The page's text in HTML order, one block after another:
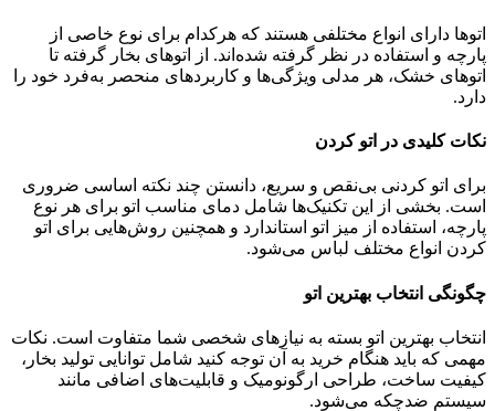
اتوها دارای انواع مختلفی هستند که هرکدام برای نوع خاصی از
پارچه و استفاده در نظر گرفته شده‌اند. از اتوهای بخار گرفته تا
اتوهای خشک، هر مدلی ویژگی‌ها و کاربردهای منحصر به‌فرد خود را
دارد.
نکات کلیدی در اتو کردن
برای اتو کردنی بی‌نقص و سریع، دانستن چند نکته اساسی ضروری
است. بخشی از این تکنیک‌ها شامل دمای مناسب اتو برای هر نوع
پارچه، استفاده از میز اتو استاندارد و همچنین روش‌هایی برای اتو
کردن انواع مختلف لباس می‌شود.
چگونگی انتخاب بهترین اتو
انتخاب بهترین اتو بسته به نیازهای شخصی شما متفاوت است. نکات
مهمی که باید هنگام خرید به آن توجه کنید شامل توانایی تولید بخار،
کیفیت ساخت، طراحی ارگونومیک و قابلیت‌های اضافی مانند
سیستم ضدچکه می‌شود.